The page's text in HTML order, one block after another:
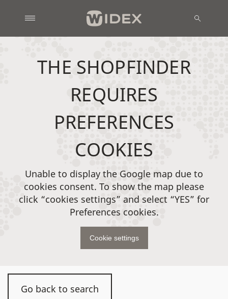
Go back to search
THE SHOPFINDER
REQUIRES
PREFERENCES
COOKIES
Unable to display the Google map due to
cookies consent. To show the map please
click “cookies settings” and select “YES” for
Preferences cookies.
Cookie settings